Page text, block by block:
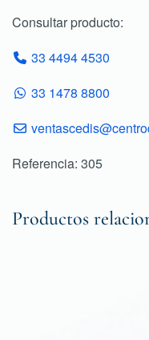
Consultar producto:
33 4494 4530
33 1478 8800
Referencia: 305
Productos